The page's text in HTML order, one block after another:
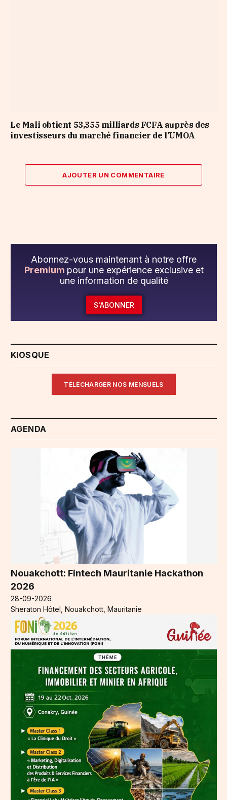
Le Mali obtient 53,355 milliards FCFA auprès des
investisseurs du marché financier de l’UMOA
AJOUTER UN COMMENTAIRE
Abonnez-vous maintenant à notre offre
Premium pour une expérience exclusive et
une information de qualité
S'ABONNER
KIOSQUE
TÉLÉCHARGER NOS MENSUELS
AGENDA
Nouakchott: Fintech Mauritanie Hackathon
2026
28-09-2026
Sheraton Hôtel, Nouakchott, Mauritanie